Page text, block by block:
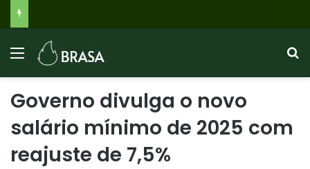
Governo divulga o novo
salário mínimo de 2025 com
reajuste de 7,5%